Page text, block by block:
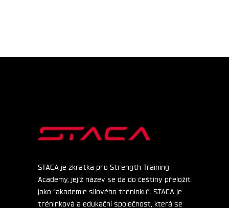
STACA je zkratka pro Strength Training
Academy, jejíž název se dá do češtiny přeložit
jako “akademie silového tréninku”. STACA je
tréninková a edukační společnost, která se